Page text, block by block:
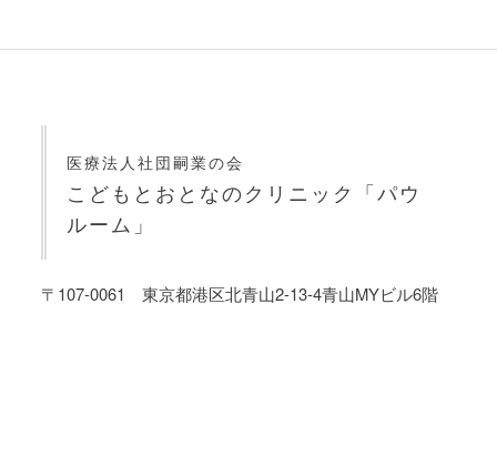
医療法人社団嗣業の会
こどもとおとなのクリニック「パウ
ルーム」
〒107-0061 東京都港区北青山2-13-4青山MYビル6階